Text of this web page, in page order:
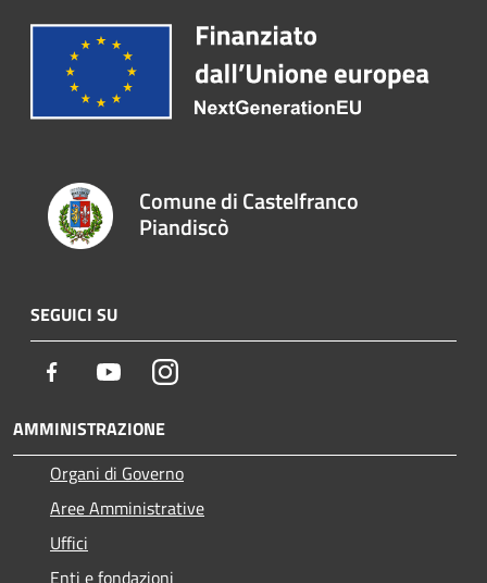
Comune di Castelfranco
Piandiscò
SEGUICI SU
Facebook YoutubeInstagram
AMMINISTRAZIONE
Organi di Governo
Aree Amministrative
Uffici
Enti e fondazioni